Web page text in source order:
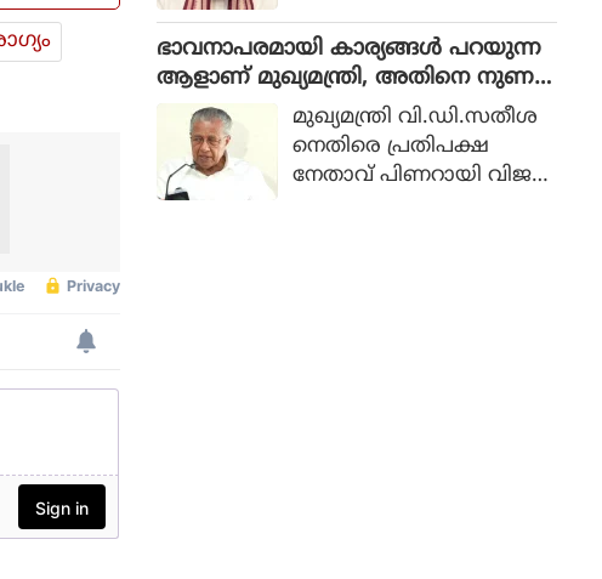
നാട്ടിലെ യുവാക്കളെ അ
ഡ്രസ് ചെയ്യാൻ സിജെപി
മോദിയെ ക്ഷണിച്ചു.
യുവാക്കളെ ബാധിക്കുന്ന
വിഷയങ്ങളെ കുറിച്ച്
മോദി സംസാരിക്കണ
ഭാവനാപരമായി കാര്യങ്ങൾ പറയുന്ന
ആളാണ് മുഖ്യമന്ത്രി, അതിനെ നുണ
എന്നും വിളിക്കാം: പിണറായി വിജയൻ
മുഖ്യമന്ത്രി വി.ഡി.സതീശ
നെതിരെ പ്രതിപക്ഷ
നേതാവ് പിണറായി വിജയ